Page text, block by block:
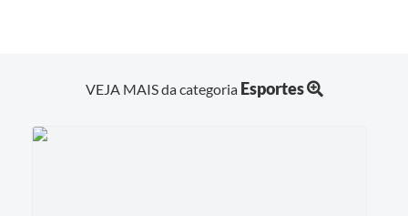
VEJA MAIS da categoria Esportes